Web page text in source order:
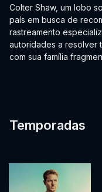
Colter Shaw, um lobo
país em busca de
rastreamento
autoridades a resolver
com sua família
Temporadas